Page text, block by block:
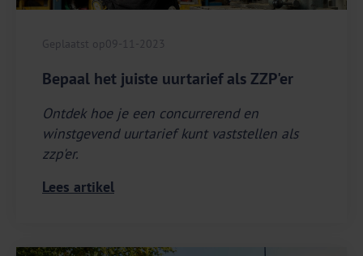
Geplaatst op 09-11-2023
Bepaal het juiste uurtarief als ZZP'er
Ontdek hoe je een concurrerend en
winstgevend uurtarief kunt vaststellen als
zzp'er.
Lees artikel